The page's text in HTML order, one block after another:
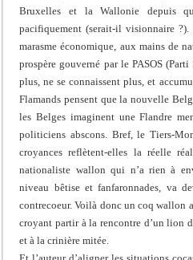
Bruxelles et la Wallonie depuis
pacifiquement (serait-il visionnaire
marasme économique, aux mains de
prospère gouverné par le PASOS
plus, ne se connaissent plus, et
Flamands pensent que la nouvelle
les Belges imaginent une Flandre
politiciens abscons. Bref, le Tiers-
croyances reflètent-elles la réelle
nationaliste wallon qui n’a rien à
niveau bêtise et fanfaronnades, va
contrecoeur. Voilà donc un coq wallon
croyant partir à la rencontre d’un lion
et à la crinière mitée.